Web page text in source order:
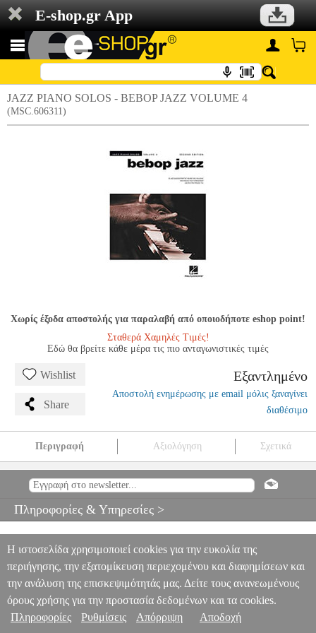
E-shop.gr App
JAZZ PIANO SOLOS - BEBOP JAZZ VOLUME 4
(MSC.606311)
Χωρίς έξοδα αποστολής για παραλαβή από οποιοδήποτε eshop point!
Σταθερά Χαμηλές Τιμές!
Εδώ θα βρείτε κάθε μέρα τις πιο ανταγωνιστικές τιμές
Wishlist
Share
Εξαντλημένο
Αποστολή ενημέρωσης με email μόλις ξαναγίνει
διαθέσιμο
Περιγραφή Αξιολόγηση Σχετικά
MSC.606311 HAL LEONARD
ΜΟΥΣΙΚΑ
VOLUME 4
Πληροφορίες & Υπηρεσίες >
Η ιστοσελίδα χρησιμοποιεί cookies για την ευκολία της
περιήγησης, την εξατομίκευση περιεχομένου και διαφημίσεων και
την ανάλυση της επισκεψιμότητάς μας. Δείτε τους ανανεωμένους
όρους χρήσης για την προστασία δεδομένων και τα cookies.
Πληροφορίες
Ρυθμίσεις Απόρριψη Αποδοχή